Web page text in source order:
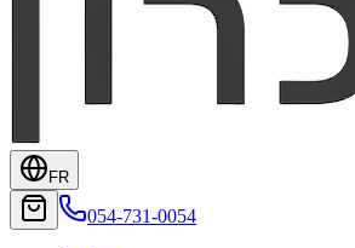
FR
054-731-0054